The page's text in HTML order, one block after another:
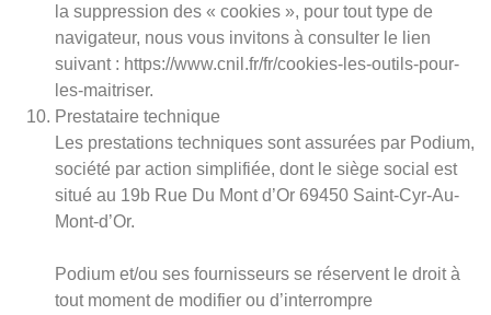
la suppression des « cookies », pour tout type de
navigateur, nous vous invitons à consulter le lien
suivant : https://www.cnil.fr/fr/cookies-les-outils-pour-
les-maitriser.
Prestataire technique
Les prestations techniques sont assurées par Podium,
société par action simplifiée, dont le siège social est
situé au 19b Rue Du Mont d’Or 69450 Saint-Cyr-Au-
Mont-d’Or.
Podium et/ou ses fournisseurs se réservent le droit à
tout moment de modifier ou d’interrompre